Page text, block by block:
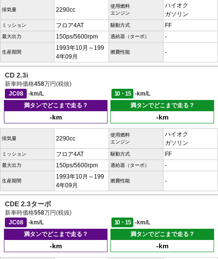
排気量 2290cc
使用燃料
エンジン
ハイオク
ガソリン
ミッション フロア4AT 駆動方式 FF
最大出力 150ps/5600rpm 過給器（ターボ） -
生産期間
1993年10月～199
4年09月
燃費性能 -
CD 2.3i
新車時価格458万円(税抜)
JC08
-km/L 10・15
-km/L
満タンでどこまで走る？
-km
満タンでどこまで走る？
-km
排気量 2290cc
使用燃料
エンジン
ハイオク
ガソリン
ミッション フロア4AT 駆動方式 FF
最大出力 150ps/5600rpm 過給器（ターボ） -
生産期間
1993年10月～199
4年09月
燃費性能 -
CDE 2.3ターボ
新車時価格558万円(税抜)
JC08
-km/L 10・15
-km/L
満タンでどこまで走る？
-km
満タンでどこまで走る？
-km